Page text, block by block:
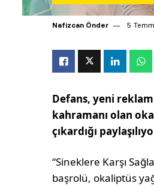
Nafizcan Önder 5
Defans, yeni
kahramanı olan
çıkardığı
“Sineklere Karşı
başrolü, okaliptüs